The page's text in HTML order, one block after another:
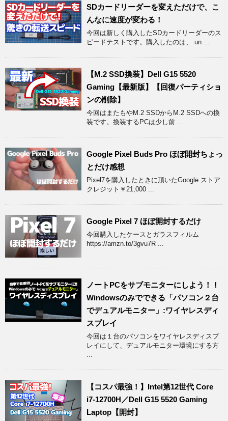
SDカードリーダーを変えただけで、こ
んなに速度が変わる！
今回は新しく購入したSDカードリーダーのス
ピードテストです。購入したのは、 un ...
【M.2 SSD換装】Dell G15 5520
Gaming【最新版】【回復パーティショ
ンの削除】
今回はまたもやM.2 SSDからM.2 SSDへの換
装です。換装するPCは少し前 ...
Google Pixel Buds Pro ほぼ開封ちょっ
とだけ感想
Pixel7を購入したときに頂いたGoogle ストア
クレジット￥21,000 ...
Google Pixel 7 ほぼ開封するだけ
今回購入したケースとガラスフィルム
https://amzn.to/3gvu7R ...
ノートPCをサブモニターにしよう！！
Windowsのみでできる「パソコン２台
でデュアルモニター」:ワイヤレスディ
スプレイ
今回は１台のパソコンをワイヤレスディスプ
レイにして、デュアルモニター環境にする方
...
【コスパ最強！】Intel第12世代 Core
i7-12700H／Dell G15 5520 Gaming
Laptop【開封】